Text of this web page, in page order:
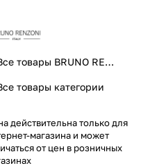
Все товары BRUNO RENZONI
товары категории
действительна только для
магазина и может
от цен в розничных